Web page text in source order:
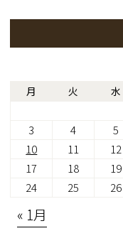
月 火 水
3
4 5
10
11 12
17
18 19
24
25 26
« 1月